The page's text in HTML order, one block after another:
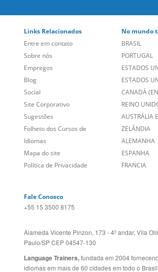
Links Relacionados
Entre em contato
Sobre nós
Empregos
Blog
Social
Site Corporativo
Sugestões
Folheto dos Cursos de
Idiomas
Mapa do site
Política de Privacidade
No mundo
BRASIL
PORTUGAL
ESTADOS
ESTADOS
CANADÁ
REINO
AUSTRÁLIA
ZELÂNDIA
ALEMANHA
ESPANHA
FRANCIA
Fale Conosco
+55 15 3500 8175
Alameda Vicente Pinzon, 173 - 4º andar, Vila
Paulo/SP CEP 04547-130
Language Trainers,fundada em 2004
idiomas em mais de 60 cidades em todo o